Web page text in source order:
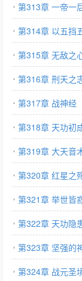
第313章 一帝一
第314章 以五挡
第315章 无敌之
第316章 刑天之
第317章 战神经
第318章 天功初
第319章 大天音
第320章 红星之
第321章 举世皆
第322章 天功隐
第323章 坚强的
第324章 战元圣